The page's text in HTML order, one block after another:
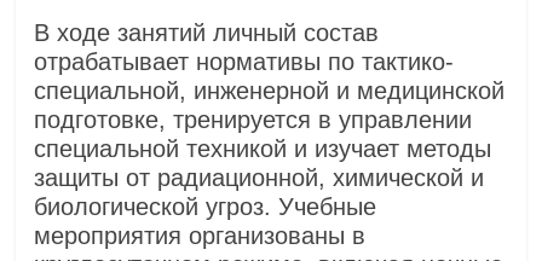
В ходе занятий личный состав
отрабатывает нормативы по тактико-
специальной, инженерной и медицинской
подготовке, тренируется в управлении
специальной техникой и изучает методы
защиты от радиационной, химической и
биологической угроз. Учебные
мероприятия организованы в